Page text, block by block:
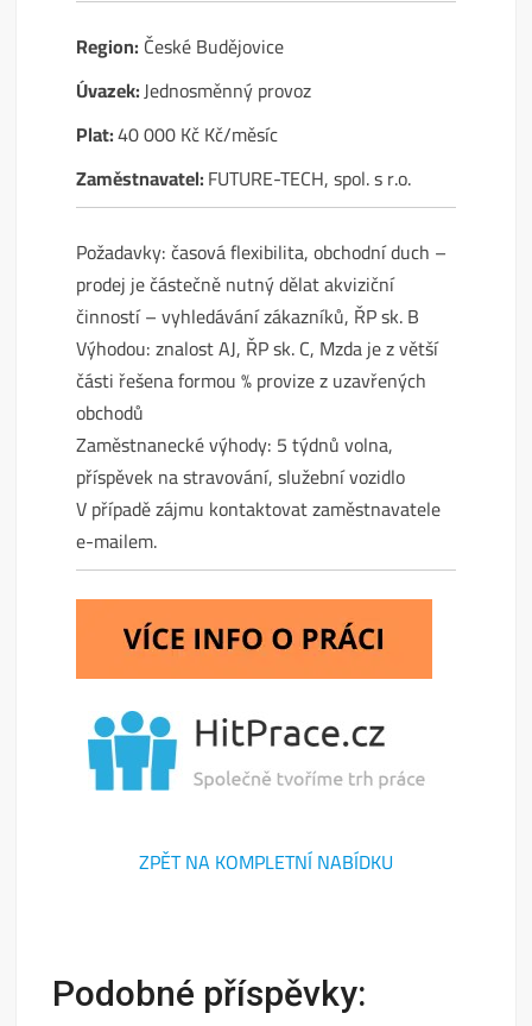
Region: České Budějovice
Úvazek:Jednosměnný provoz
Plat:40 000 Kč Kč/měsíc
Zaměstnavatel:FUTURE-TECH, spol. s r.o.
Požadavky: časová flexibilita, obchodní duch –
prodej je částečně nutný dělat akviziční
činností – vyhledávání zákazníků, ŘP sk. B
Výhodou: znalost AJ, ŘP sk. C, Mzda je z větší
části řešena formou % provize z uzavřených
obchodů
Zaměstnanecké výhody: 5 týdnů volna,
příspěvek na stravování, služební vozidlo
V případě zájmu kontaktovat zaměstnavatele
e-mailem.
ZPĚT NA KOMPLETNÍ NABÍDKU
Podobné příspěvky: